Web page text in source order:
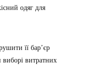
одяг для
її бар’єр
виборі витратних